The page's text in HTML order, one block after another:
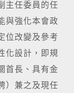
主任委員的任
與強化本會政
位改變及參考
化設計，即規
首長、具有金
）兼之及現任